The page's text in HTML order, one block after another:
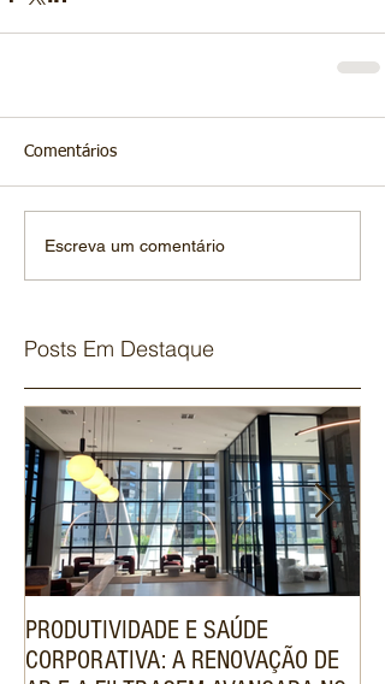
Comentários
Escreva um comentário
Posts Em Destaque
PRODUTIVIDADE E SAÚDE
CORPORATIVA: A RENOVAÇÃO DE